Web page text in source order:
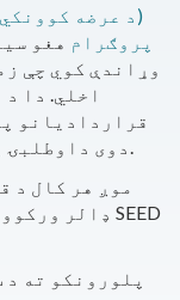
پروګرام هغو
وړاندې کوي چې
اخلي. دا
قراردادیانو
دوی داوطلبۍ یا وړاندیزونو ته سیالي ګټه ورکوي.